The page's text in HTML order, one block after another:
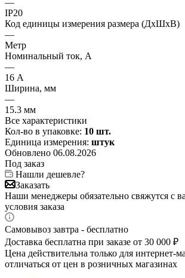
IP20
Код единицы измерения размера (ДхШхВ)
—
Метр
Номинальный ток, А
—
16 А
Ширина, мм
—
15.3 мм
Все характеристики
Кол-во в упаковке: 10 шт.
Единица измерения: штук
Обновлено 06.08.2026
Под заказ
Нашли дешевле?
Заказать
Наши менеджеры обязательно свяжутся с
условия заказа
Самовывоз завтра - бесплатно
Доставка бесплатна при заказе от 30 000 ₽
Цена действительна только для интернет-
отличаться от цен в розничных магазинах